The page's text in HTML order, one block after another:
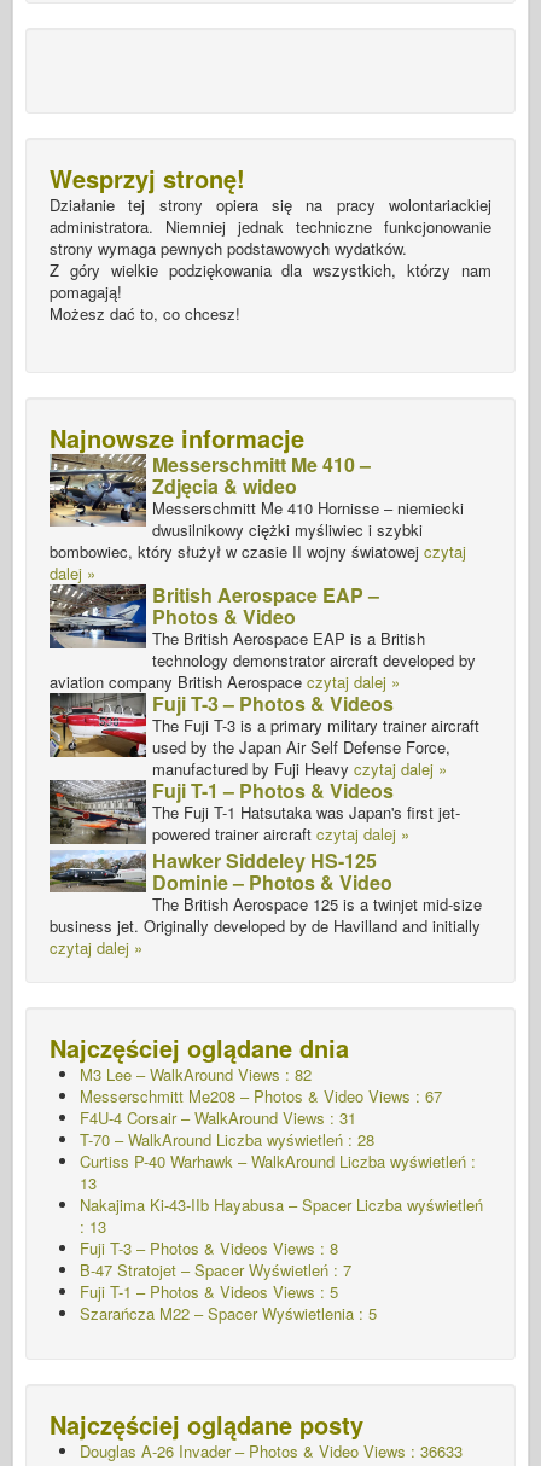
Wesprzyj stronę!
Działanie tej strony opiera się na pracy wolontariackiej
administratora. Niemniej jednak techniczne funkcjonowanie
strony wymaga pewnych podstawowych wydatków.
Z góry wielkie podziękowania dla wszystkich, którzy nam
pomagają!
Możesz dać to, co chcesz!
Najnowsze informacje
Messerschmitt Me 410 –
Zdjęcia & wideo
Messerschmitt Me 410 Hornisse – niemiecki
dwusilnikowy ciężki myśliwiec i szybki
bombowiec, który służył w czasie II wojny światowej czytaj
dalej »
British Aerospace EAP –
Photos & Video
The British Aerospace EAP is a British
technology demonstrator aircraft developed by
aviation company British Aerospace czytaj dalej »
Fuji T-3 – Photos & Videos
The Fuji T-3 is a primary military trainer aircraft
used by the Japan Air Self Defense Force,
manufactured by Fuji Heavy czytaj dalej »
Fuji T-1 – Photos & Videos
The Fuji T-1 Hatsutaka was Japan's first jet-
powered trainer aircraft czytaj dalej »
Hawker Siddeley HS-125
Dominie – Photos & Video
The British Aerospace 125 is a twinjet mid-size
business jet. Originally developed by de Havilland and initially
czytaj dalej »
Najczęściej oglądane dnia
M3 Lee – WalkAround Views : 82
Messerschmitt Me208 – Photos & Video Views : 67
F4U-4 Corsair – WalkAround Views : 31
T-70 – WalkAround Liczba wyświetleń : 28
Curtiss P-40 Warhawk – WalkAround Liczba wyświetleń :
13
Nakajima Ki-43-IIb Hayabusa – SpacerLiczba wyświetleń
: 13
Fuji T-3 – Photos & Videos Views : 8
B-47 Stratojet – Spacer Wyświetleń : 7
Fuji T-1 – Photos & Videos Views : 5
Szarańcza M22 – SpacerWyświetlenia : 5
Najczęściej oglądane posty
Douglas A-26 Invader – Photos & Video Views : 36633